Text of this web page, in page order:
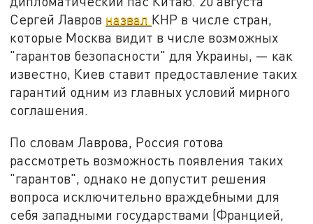
Сергей Лавров назвал КНР в числе стран,
которые Москва видит в числе возможных
"гарантов безопасности" для Украины, — как
известно, Киев ставит предоставление таких
гарантий одним из главных условий мирного
соглашения.
По словам Лаврова, Россия готова
рассмотреть возможность появления таких
"гарантов", однако не допустит решения
вопроса исключительно враждебными для
себя западными государствами (Францией,